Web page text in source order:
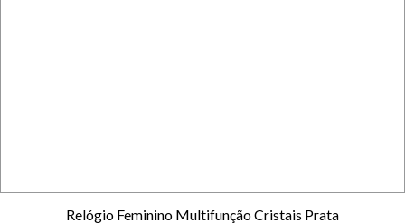
Relógio Feminino Multifunção Cristais Prata